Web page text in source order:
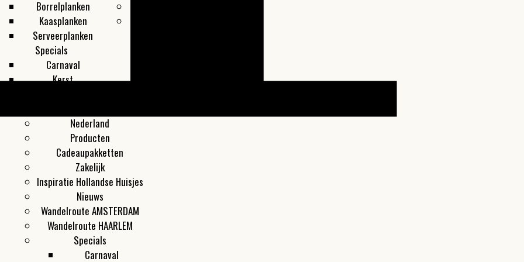
Borrelplanken
Kaasplanken
Serveerplanken
Specials
Carnaval
Kerst
Nederland
Producten
Cadeaupakketten
Zakelijk
Inspiratie Hollandse Huisjes
Nieuws
Wandelroute AMSTERDAM
Wandelroute HAARLEM
Specials
Carnaval